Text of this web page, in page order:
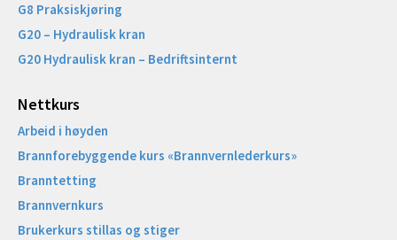
G8 Praksiskjøring
G20 – Hydraulisk kran
G20 Hydraulisk kran – Bedriftsinternt
Nettkurs
Arbeid i høyden
Brannforebyggende kurs «Brannvernlederkurs»
Branntetting
Brannvernkurs
Brukerkurs stillas og stiger